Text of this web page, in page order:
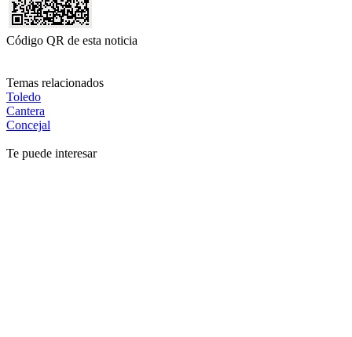
Código QR de esta noticia
Temas relacionados
Toledo
Cantera
Concejal
Te puede interesar